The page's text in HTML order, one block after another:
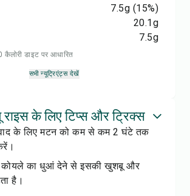
7.5g (15%)
20.1g
7.5g
डाइट पर आधारित
सभी न्यूट्रिएंट्स देखें
राइस के लिए टिप्स और ट्रिक्स
के लिए मटन को कम से कम 2 घंटे तक
कोयले का धुआं देने से इसकी खुशबू और
है।